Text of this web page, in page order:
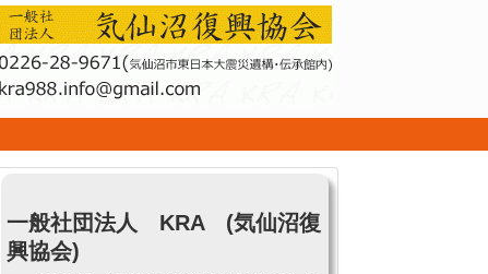
一般社団法人 KRA (気仙沼復
興協会)